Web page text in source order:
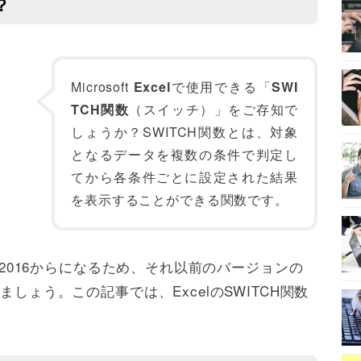
Microsoft Excelで使用できる「SWI
TCH関数 （スイッチ）」をご存知で
しょうか？SWITCH関数とは、対象
となるデータを複数の条件で判定し
てから各条件ごとに設定された結果
を表示することができる関数です。
からになるため、それ以前のバージョンの
しょう。この記事では、ExcelのSWITCH関数